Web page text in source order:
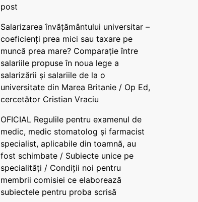
post
Salarizarea învățământului universitar –
coeficienți prea mici sau taxare pe
muncă prea mare? Comparație între
salariile propuse în noua lege a
salarizării și salariile de la o
universitate din Marea Britanie / Op Ed,
cercetător Cristian Vraciu
OFICIAL Regulile pentru examenul de
medic, medic stomatolog și farmacist
specialist, aplicabile din toamnă, au
fost schimbate / Subiecte unice pe
specialități / Condiții noi pentru
membrii comisiei ce elaborează
subiectele pentru proba scrisă